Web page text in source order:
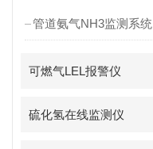
管道氨气NH3监测系统
可燃气LEL报警仪
硫化氢在线监测仪